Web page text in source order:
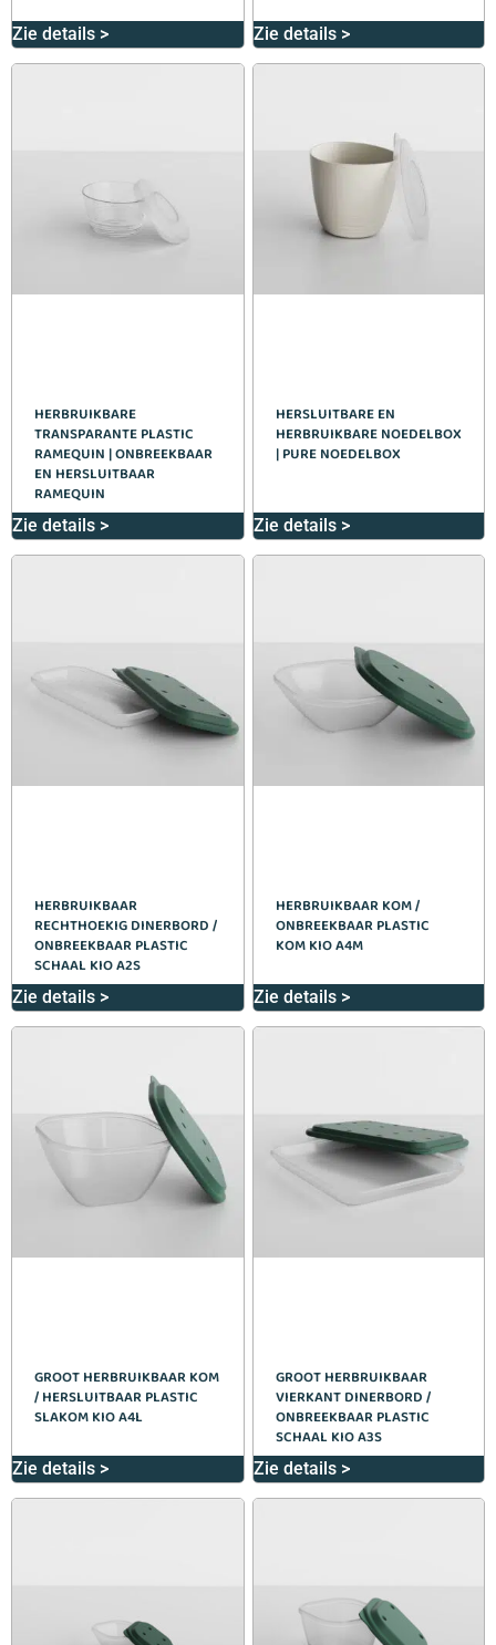
Zie details > Zie details >
HERBRUIKBARE
TRANSPARANTE PLASTIC
RAMEQUIN | ONBREEKBAAR
EN HERSLUITBAAR
RAMEQUIN
Zie details >
HERSLUITBARE EN
HERBRUIKBARE NOEDELBOX
| PURE NOEDELBOX
Zie details >
HERBRUIKBAAR
RECHTHOEKIG DINERBORD /
ONBREEKBAAR PLASTIC
SCHAAL KIO A2S
Zie details >
HERBRUIKBAAR KOM /
ONBREEKBAAR PLASTIC
KOM KIO A4M
Zie details >
GROOT HERBRUIKBAAR KOM
/ HERSLUITBAAR PLASTIC
SLAKOM KIO A4L
Zie details >
GROOT HERBRUIKBAAR
VIERKANT DINERBORD /
ONBREEKBAAR PLASTIC
SCHAAL KIO A3S
Zie details >